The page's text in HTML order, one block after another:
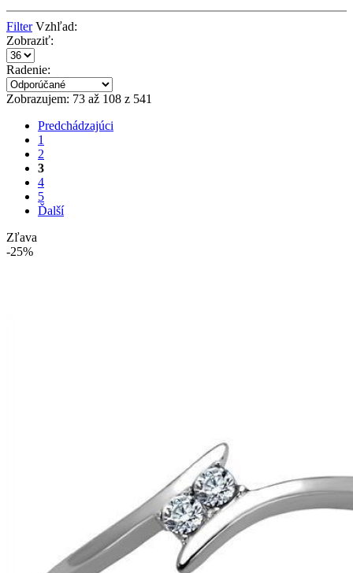
Filter Vzhľad:
Zobraziť:
Radenie:
Zobrazujem: 73 až 108 z 541
Predchádzajúci
1
2
3
4
5
Ďalší
Zľava
-25%